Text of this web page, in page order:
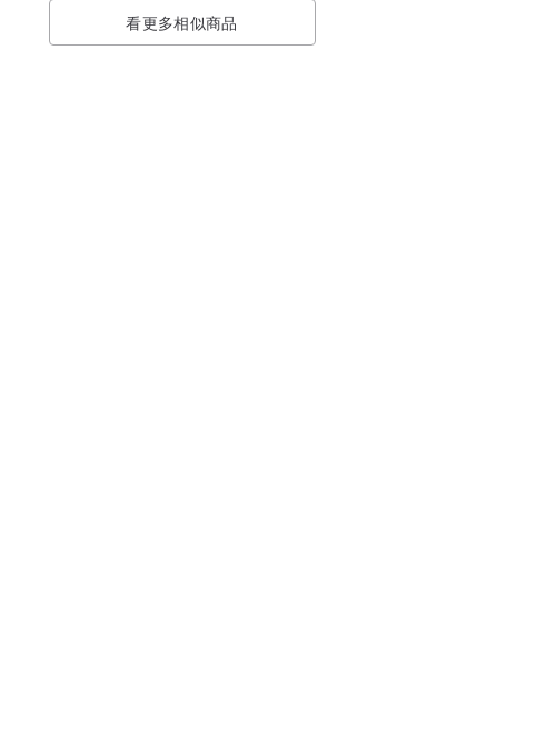
看更多相似商品